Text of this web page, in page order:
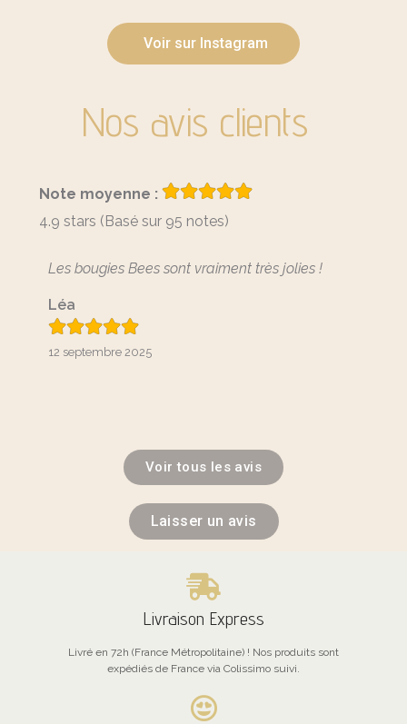
Voir sur Instagram
Nos avis clients
Note moyenne :
4.9 stars (Basé sur 95 notes)
Les bougies Bees sont vraiment très jolies !
Léa
12 septembre 2025
Voir tous les avis
Laisser un avis
Livraison Express
Livré en 72h (France Métropolitaine) ! Nos produits sont
expédiés de France via Colissimo suivi.